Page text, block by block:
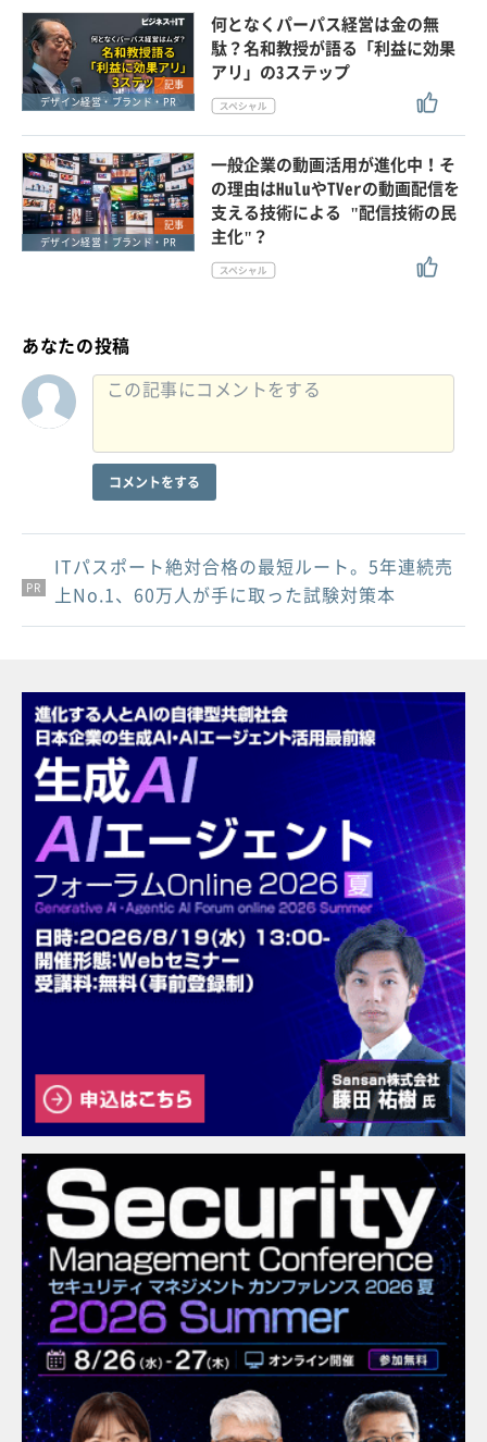
記事
デザイン経営・ブランド・PR
何となくパーパス経営は金の無
駄？名和教授が語る「利益に効果
アリ」の3ステップ
記事
デザイン経営・ブランド・PR
一般企業の動画活用が進化中！そ
の理由はHuluやTVerの動画配信を
支える技術による "配信技術の民
主化"？
あなたの投稿
コメントをする
PR
PR
PR
ITパスポート絶対合格の最短ルート。5年連続売
上No.1、60万人が手に取った試験対策本